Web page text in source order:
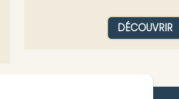
DÉCOUVRIR